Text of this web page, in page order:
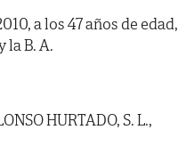
a los 47 años de edad,
la B. A.
HURTADO, S. L.,